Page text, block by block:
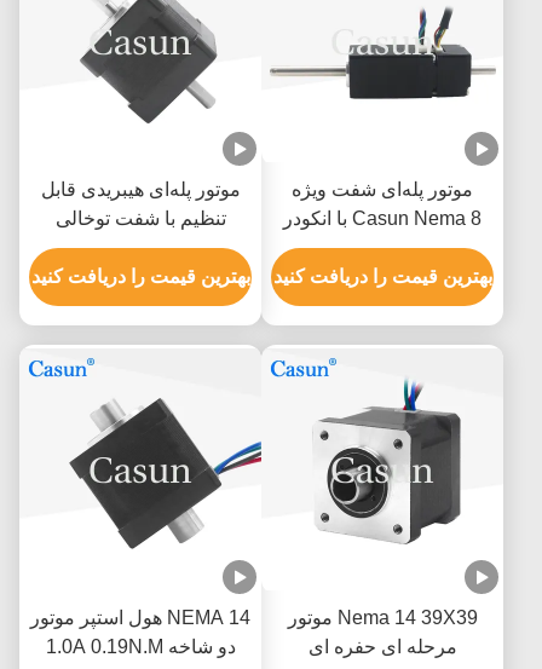
موتور پله‌ای شفت ویژه
Casun Nema 8 با انکودر
40mN.m 0.6 آمپر سبک
وزن
بهترین قیمت را دریافت کنید
موتور پله‌ای هیبریدی قابل
تنظیم با شفت توخالی
Nema 14 با گشتاور
140mN.m و جریان 1.0A
دارای گواهینامه CE و
بهترین قیمت را دریافت کنید
Nema 14 39X39 موتور
مرحله ای حفره ای
NEMA 14 هول استپر موتور
دو شاخه 1.0A 0.19N.M